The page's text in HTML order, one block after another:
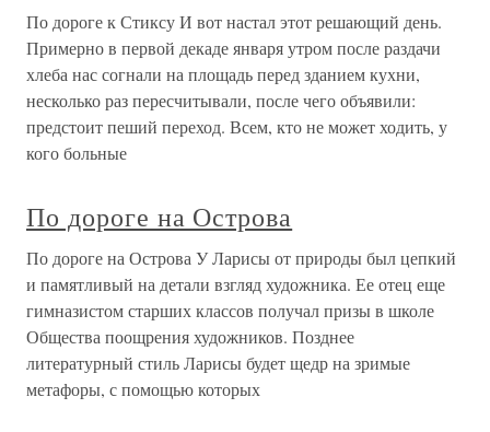
По дороге к Стиксу И вот настал этот решающий день.
Примерно в первой декаде января утром после раздачи
хлеба нас согнали на площадь перед зданием кухни,
несколько раз пересчитывали, после чего объявили:
предстоит пеший переход. Всем, кто не может ходить, у
кого больные
По дороге на Острова
По дороге на Острова У Ларисы от природы был цепкий
и памятливый на детали взгляд художника. Ее отец еще
гимназистом старших классов получал призы в школе
Общества поощрения художников. Позднее
литературный стиль Ларисы будет щедр на зримые
метафоры, с помощью которых